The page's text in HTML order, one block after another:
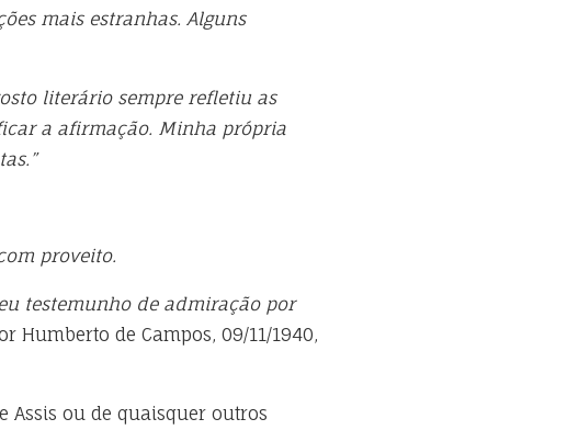
mais estranhas. Alguns
literário sempre refletiu as
a afirmação. Minha própria
proveito.
testemunho de admiração por
Humberto de Campos, 09/11/1940,
Assis ou de quaisquer outros